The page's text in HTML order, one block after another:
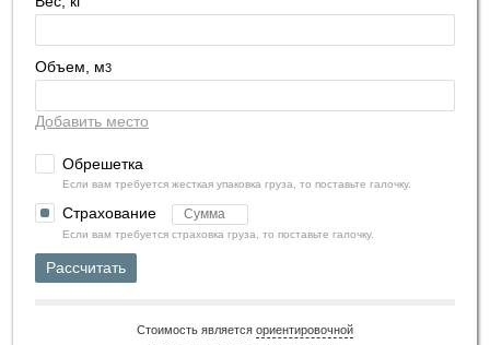
Объем, м3
Добавить место
Обрешетка
Если вам требуется жесткая упаковка груза, то поставьте галочку.
Страхование
Если вам требуется страховка груза, то поставьте галочку.
Рассчитать
Стоимость является ориентировочной